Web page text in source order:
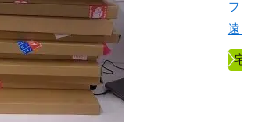
フィ
遠き
宅